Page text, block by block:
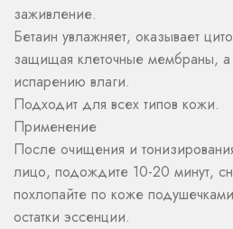
заживление.
Бетаин увлажняет, оказывает
защищая клеточные мембраны, а
испарению влаги.
Подходит для всех типов кожи.
Применение
После очищения и
лицо, подождите 10-20 минут,
похлопайте по коже
остатки эссенции.